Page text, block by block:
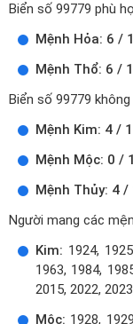
Biển số 99779 phù
Mệnh Hỏa: 6 /
Mệnh Thổ: 6 /
Biển số 99779
Mệnh Kim: 4 /
Mệnh Mộc: 0 /
Mệnh Thủy: 4
Người mang các
Kim: 1924,
1963, 1984,
2015, 2022,
Mộc: 1928,